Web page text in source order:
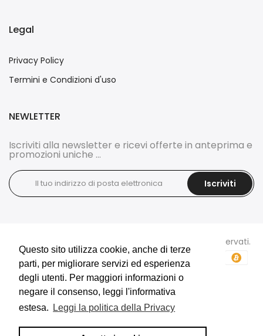
Questo sito utilizza cookie, anche di terze
parti, per migliorare servizi ed esperienza
degli utenti. Per maggiori informazioni o
negare il consenso, leggi l'informativa
estesa.
Leggi la politica della Privacy
Questo sito utilizza cookie, anche di terze
parti, per migliorare servizi ed esperienza
degli utenti. Per maggiori informazioni o
negare il consenso, leggi l'informativa
estesa.
Leggi la politica della Privacy
Legal
Privacy Policy
Termini e Condizioni d'uso
NEWLETTER
Iscriviti alla newsletter e ricevi offerte in anteprima e
promozioni uniche ...
Iscriviti
tutti i diritti sono riservati.
E-Commerce e Marketing realizzati da